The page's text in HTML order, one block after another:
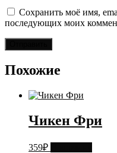
Сохранить моё имя,
последующих моих
Похожие
Чикен Фри
359₽